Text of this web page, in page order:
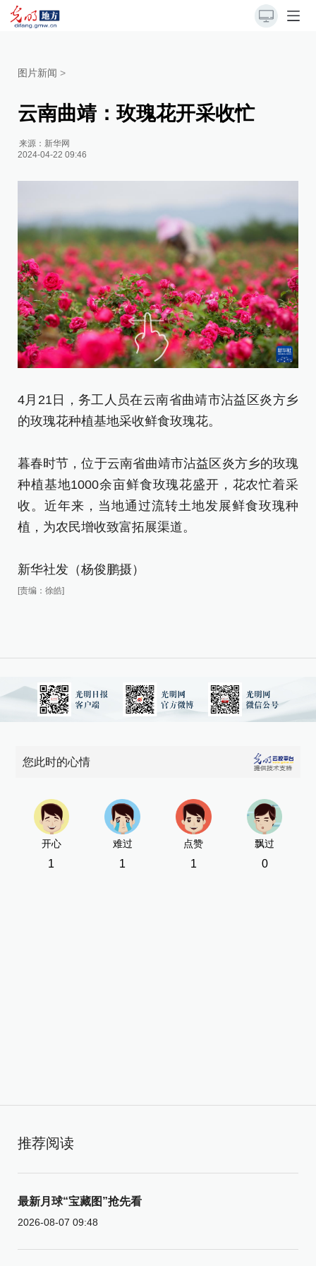
图片新闻 >
云南曲靖：玫瑰花开采收忙
来源： 新华网
2024-04-22 09:46
4月21日，务工人员在云南省曲靖市沾益区炎方乡
的玫瑰花种植基地采收鲜食玫瑰花。
暮春时节，位于云南省曲靖市沾益区炎方乡的玫瑰
种植基地1000余亩鲜食玫瑰花盛开，花农忙着采
收。近年来，当地通过流转土地发展鲜食玫瑰种
植，为农民增收致富拓展渠道。
新华社发（杨俊鹏摄）
[责编：徐皓]
您此时的心情
开心
1
难过
1
点赞
1
飘过
0
推荐阅读
最新月球“宝藏图”抢先看
2026-08-07 09:48